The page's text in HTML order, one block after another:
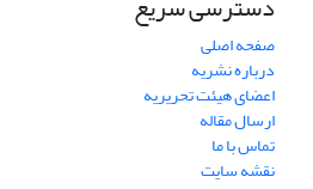
صفحه اصلی
درباره نشریه
اعضای هیئت تحریریه
ارسال مقاله
تماس با ما
نقشه سایت